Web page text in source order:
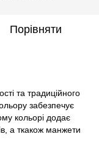
Порівняти
та традиційного
забезпечує
кольорі додає
а ткакож манжети